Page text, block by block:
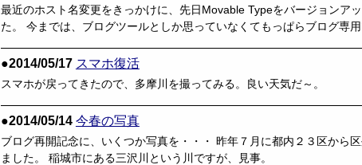
最近のホスト名変更をきっかけに、先日Movable Typeをバージョンア
た。 今までは、ブログツールとしか思っていなくてもっぱらブログ専用
●2014/05/17 スマホ復活
スマホが戻ってきたので、多摩川を撮ってみる。良い天気だ～。
●2014/05/14 今春の写真
ブログ再開記念に、いくつか写真を・・・ 昨年７月に都内２３区から
ました。 稲城市にある三沢川という川ですが、見事。